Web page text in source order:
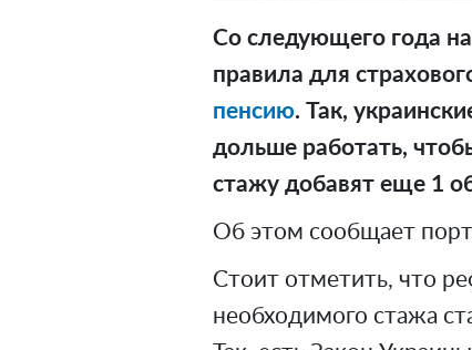
Со следующего года
правила для
пенсию. Так,
дольше работать,
стажу добавят еще 1
Об этом сообщает
Стоит отметить, что
необходимого стажа